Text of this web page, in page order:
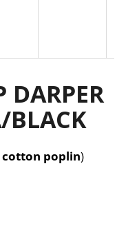
DARPER
BLACK
cotton poplin)